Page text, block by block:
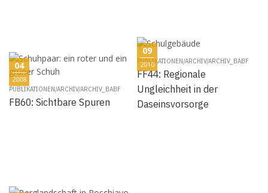
09
2010
PUBLIKATIONEN/ARCHIV/ARCHIV_BABF
FF44: Regionale
Ungleichheit in der
Daseinsvorsorge
04
2008
PUBLIKATIONEN/ARCHIV/ARCHIV_BABF
FB60: Sichtbare Spuren